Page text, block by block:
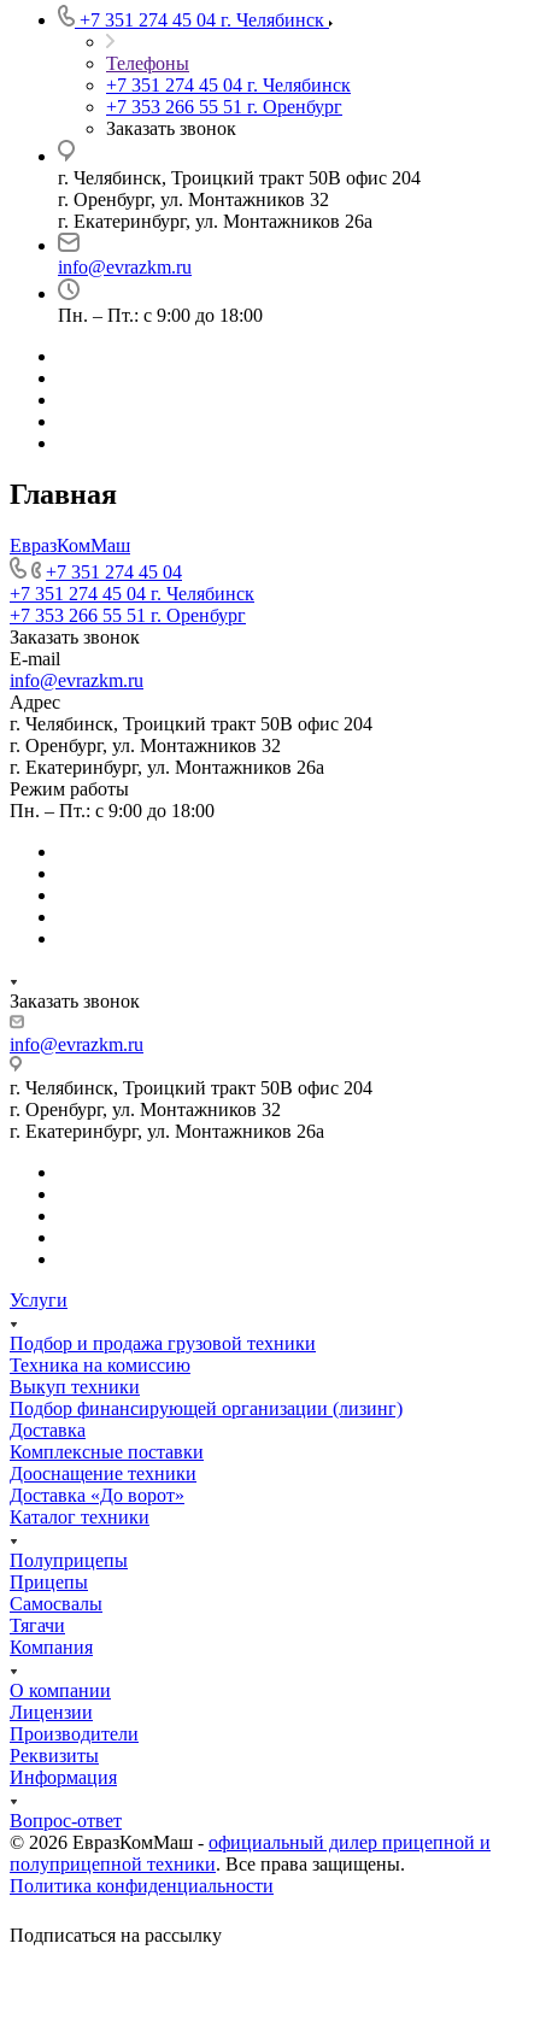
+7 351 274 45 04 г. Челябинск
Телефоны
+7 351 274 45 04 г. Челябинск
+7 353 266 55 51 г. Оренбург
Заказать звонок
г. Челябинск, Троицкий тракт 50В офис 204
г. Оренбург, ул. Монтажников 32
г. Екатеринбург, ул. Монтажников 26а
info@evrazkm.ru
Пн. – Пт.: с 9:00 до 18:00
Главная
ЕвразКомМаш
+7 351 274 45 04
+7 351 274 45 04 г. Челябинск
+7 353 266 55 51 г. Оренбург
Заказать звонок
E-mail
info@evrazkm.ru
Адрес
г. Челябинск, Троицкий тракт 50В офис 204
г. Оренбург, ул. Монтажников 32
г. Екатеринбург, ул. Монтажников 26а
Режим работы
Пн. – Пт.: с 9:00 до 18:00
Заказать звонок
info@evrazkm.ru
г. Челябинск, Троицкий тракт 50В офис 204
г. Оренбург, ул. Монтажников 32
г. Екатеринбург, ул. Монтажников 26а
Услуги
Подбор и продажа грузовой техники
Техника на комиссию
Выкуп техники
Подбор финансирующей организации (лизинг)
Доставка
Комплексные поставки
Дооснащение техники
Доставка «До ворот»
Каталог техники
Полуприцепы
Прицепы
Самосвалы
Тягачи
Компания
О компании
Лицензии
Производители
Реквизиты
Информация
Вопрос-ответ
© 2026 ЕвразКомМаш - официальный дилер прицепной и
полуприцепной техники. Все права защищены.
Политика конфиденциальности
Подписаться на рассылку